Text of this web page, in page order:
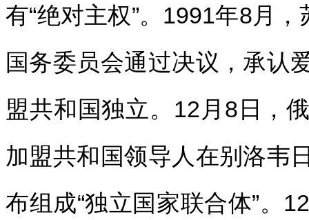
有“绝对主权”。1991年8月
国务委员会通过决议，承认
盟共和国独立。12月8日，
加盟共和国领导人在别洛韦
布组成“独立国家联合体”。